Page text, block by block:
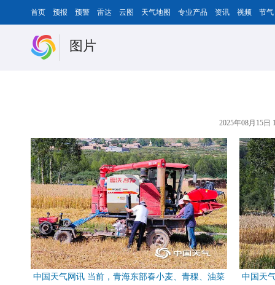
首页 预报 预警 雷达 云图 天气地图 专业产品 资讯 视频 节气
图片
2025年08月15日
中国天气网讯 当前，青海东部春小麦、青稞、油菜
中国天